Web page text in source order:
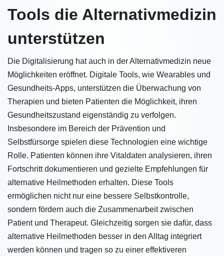
Tools die Alternativmedizin
unterstützen
Die Digitalisierung hat auch in der Alternativmedizin neue
Möglichkeiten eröffnet. Digitale Tools, wie Wearables und
Gesundheits-Apps, unterstützen die Überwachung von
Therapien und bieten Patienten die Möglichkeit, ihren
Gesundheitszustand eigenständig zu verfolgen.
Insbesondere im Bereich der Prävention und
Selbstfürsorge spielen diese Technologien eine wichtige
Rolle. Patienten können ihre Vitaldaten analysieren, ihren
Fortschritt dokumentieren und gezielte Empfehlungen für
alternative Heilmethoden erhalten. Diese Tools
ermöglichen nicht nur eine bessere Selbstkontrolle,
sondern fördern auch die Zusammenarbeit zwischen
Patient und Therapeut. Gleichzeitig sorgen sie dafür, dass
alternative Heilmethoden besser in den Alltag integriert
werden können und tragen so zu einer effektiveren